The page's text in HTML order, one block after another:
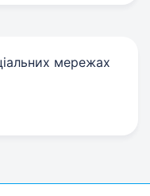
мережах